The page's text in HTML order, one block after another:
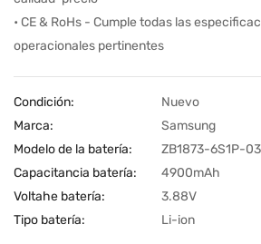
• CE & RoHs - Cumple todas las
operacionales pertinentes
Condición:
Nuevo
Marca:
Samsung
Modelo de la batería:
ZB1873-6S1P-03
Capacitancia batería:
4900mAh
Voltahe batería:
3.88V
Tipo batería:
Li-ion